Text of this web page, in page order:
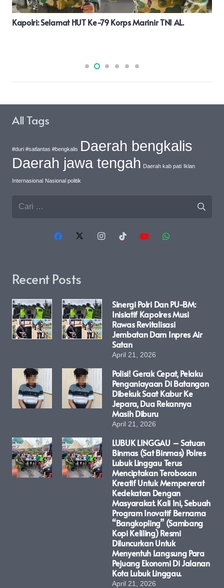
Pj Bupati Apresiasi Kegiatan Komunitas Mahasiswa Pati
Recent Posts
Sinergi Polri Dan PU-BM:
Inisiatif Kapolres Musi
Rawas Revitalisasi
Jembatan Dam Inpres Air
Satan
April 21, 2026
Polisi! Gerak Cepat, Pelaku
Penganiayaan Di Batangan
Dibekuk Saat Kabur Ke
Jepara, Dua Rekannya
Masih Diburu
April 21, 2026
LUBUK LINGGAU – Satuan
Binmas (Sat Binmas) Polres
Lubuk Linggau Terus
Menciptakan Terobosan
Kreatif Untuk Mempererat
Kedekatan Dengan
Masyarakat. Kali Ini, Sebuah
Program Inovatif Bernama
“Bangkopling” (Sambang
Kopi Keliling) Resmi
Diluncurkan Untuk
Menyentuh Langsung Para
Pejuang Ekonomi Di Jalanan
Kota Lubuk Linggau.
April 21, 2026
All Tags
#duri #satlantas #bengkalis Daerah bengkalis
Daerah jawa tengah Daerah kab pati Iklan
Internasional Nasional politik
Cari